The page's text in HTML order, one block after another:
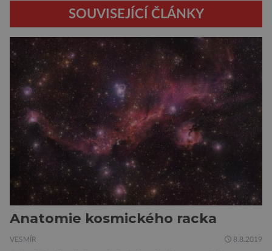
SOUVISEJÍCÍ ČLÁNKY
Anatomie kosmického racka
VESMÍR 8.8.2019